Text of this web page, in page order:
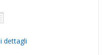
dettagli